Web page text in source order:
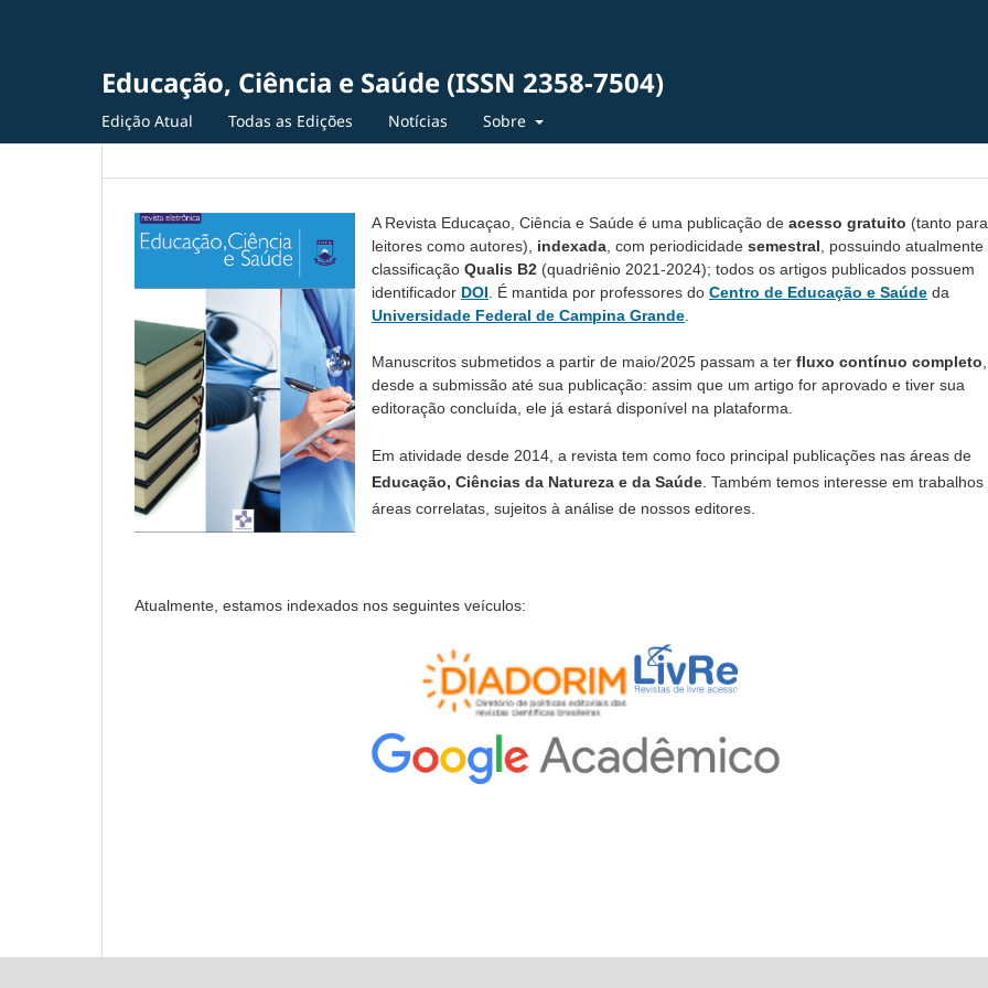
Educação, Ciência e Saúde (ISSN 2358-7504)
Edição Atual Todas as Edições Notícias Sobre
A Revista Educaçao, Ciência e Saúde é uma publicação de acesso gratuito (tanto para
leitores como autores), indexada , com periodicidade semestral , possuindo atualmente
classificação Qualis B2 (quadriênio 2021-2024); todos os artigos publicados possuem
identificador DOI . É mantida por professores do Centro de Educação e Saúde da
Universidade Federal de Campina Grande
Manuscritos submetidos a partir de maio/2025 passam a ter fluxo contínuo completo
desde a submissão até sua publicação: assim que um artigo for aprovado e tiver sua
editoração concluída, ele já estará disponível na plataforma.
Em atividade desde 2014, a revista tem como foco principal publicações nas áreas de
Educação, Ciências da Natureza e da Saúde . Também temos interesse em trabalhos
áreas correlatas, sujeitos à análise de nossos editores.
Atualmente, estamos indexados nos seguintes veículos: